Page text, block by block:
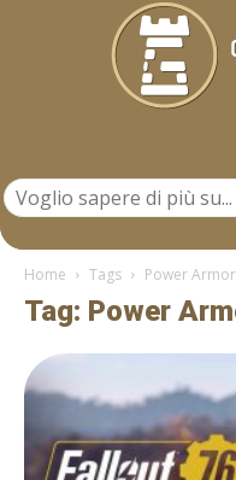
Home Tags Power Armor
Tag: Power